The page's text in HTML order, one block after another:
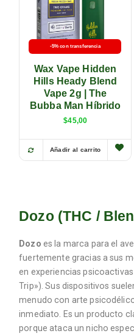
-5% con transferencia
Wax Vape Hidden
Hills Heady Blend
Vape 2g | The
Bubba Man Híbrido
$45,00
Añadir al carrito
Dozo (THC /
Dozo es la marca para el
fuertemente gracias a sus
en experiencias
Trip»). Sus dispositivos
menudo con arte
inmediato. Es un producto
porque ataca un nicho